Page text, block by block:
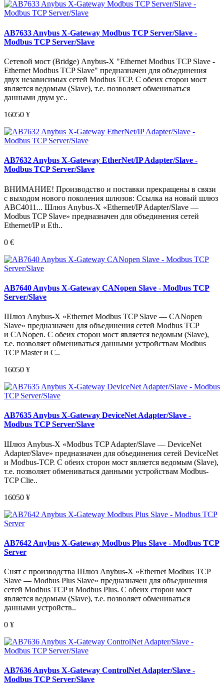
AB7633 Anybus X-Gateway Modbus TCP Server/Slave -
Modbus TCP Server/Slave
Сетевой мост (Bridge) Anybus-X "Ethernet Modbus TCP Slave -
Ethernet Modbus TCP Slave" предназначен для объединения
двух независимых сетей Modbus TCP. С обеих сторон мост
является ведомым (Slave), т.е. позволяет обмениваться
данными двум ус..
16050 ¥
AB7632 Anybus X-Gateway EtherNet/IP Adapter/Slave -
Modbus TCP Server/Slave
ВНИМАНИЕ! Производство и поставки прекращены в связи
с выходом нового поколения шлюзов: Ссылка на новый шлюз
ABC4011... Шлюз Anybus-X «Ethernet/IP Adapter/Slave —
Modbus TCP Slave» предназначен для объединения сетей
Ethernet/IP и Eth..
0 €
AB7640 Anybus X-Gateway CANopen Slave - Modbus TCP
Server/Slave
Шлюз Anybus-X «Ethernet Modbus TCP Slave — CANopen
Slave» предназначен для объединения сетей Modbus TCP
и CANopen. С обеих сторон мост является ведомым (Slave),
т.е. позволяет обмениваться данными устройствам Modbus
TCP Master и C..
16050 ¥
AB7635 Anybus X-Gateway DeviceNet Adapter/Slave -
Modbus TCP Server/Slave
Шлюз Anybus-X «Modbus TCP Adapter/Slave — DeviceNet
Adapter/Slave» предназначен для объединения сетей DeviceNet
и Modbus-TCP. С обеих сторон мост является ведомым (Slave),
т.е. позволяет обмениваться данными устройствам Modbus-
TCP Clie..
16050 ¥
AB7642 Anybus X-Gateway Modbus Plus Slave - Modbus TCP
Server
Снят с производства Шлюз Anybus-X «Ethernet Modbus TCP
Slave — Modbus Plus Slave» предназначен для объединения
сетей Modbus TCP и Modbus Plus. С обеих сторон мост
является ведомым (Slave), т.е. позволяет обмениваться
данными устройств..
0 ¥
AB7636 Anybus X-Gateway ControlNet Adapter/Slave -
Modbus TCP Server/Slave